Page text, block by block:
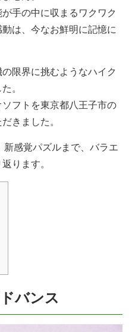
手の中に収まるワクワク
は、今なお鮮明に記憶に
限界に挑むようなハイク
。
フトを東京都八王子市の
きました。
感覚パズルまで、バラエ
ります。
バンス